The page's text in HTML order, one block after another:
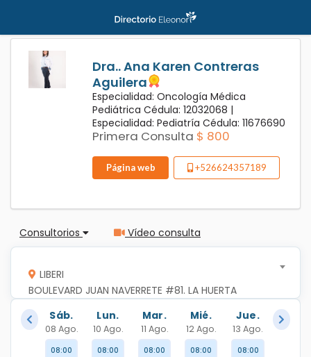
Dra.. Ana Karen Contreras
Aguilera
Especialidad: Oncología Médica
Pediátrica Cédula: 12032068 |
Especialidad: Pediatría Cédula: 11676690
Primera Consulta $ 800
Página web +526624357189
Consultorios Vídeo consulta
LIBERI
BOULEVARD JUAN NAVERRETE #81. LA HUERTA
Sáb.
08 Ago.
Lun.
10 Ago.
Mar.
11 Ago.
Mié.
12 Ago.
Jue.
13 Ago.
08:00 08:00 08:00 08:00 08:00